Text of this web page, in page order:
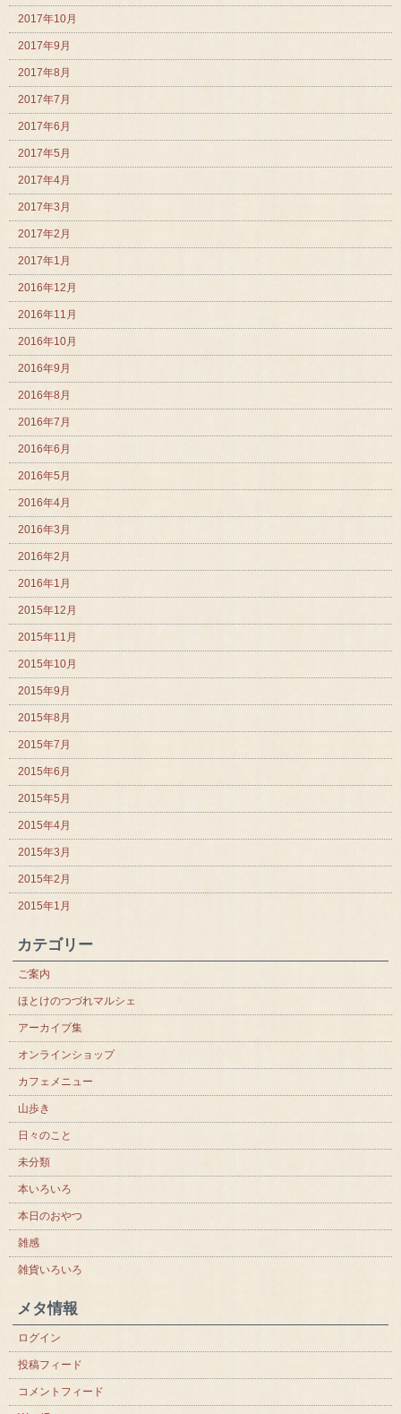
2017年10月
2017年9月
2017年8月
2017年7月
2017年6月
2017年5月
2017年4月
2017年3月
2017年2月
2017年1月
2016年12月
2016年11月
2016年10月
2016年9月
2016年8月
2016年7月
2016年6月
2016年5月
2016年4月
2016年3月
2016年2月
2016年1月
2015年12月
2015年11月
2015年10月
2015年9月
2015年8月
2015年7月
2015年6月
2015年5月
2015年4月
2015年3月
2015年2月
2015年1月
カテゴリー
ご案内
ほとけのつづれマルシェ
アーカイブ集
オンラインショップ
カフェメニュー
山歩き
日々のこと
未分類
本いろいろ
本日のおやつ
雑感
雑貨いろいろ
メタ情報
ログイン
投稿フィード
コメントフィード